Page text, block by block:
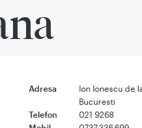
Adresa
Ion Ionescu de
Bucuresti
Telefon
021 9268